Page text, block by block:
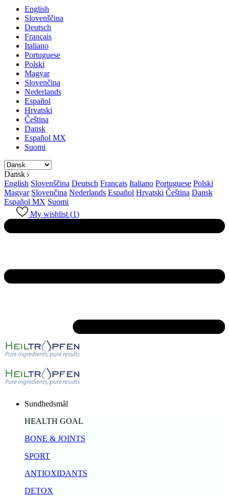
English
Slovenščina
Deutsch
Français
Italiano
Portuguese
Polski
Magyar
Slovenčina
Nederlands
Español
Hrvatski
Čeština
Dansk
Español MX
Suomi
Dansk
English Slovenščina Deutsch Français Italiano Portuguese Polski
Magyar Slovenčina Nederlands Español Hrvatski Čeština Dansk
Español MX Suomi
My wishlist (1)
Sundhedsmål
HEALTH GOAL
BONE & JOINTS
SPORT
ANTIOXIDANTS
DETOX